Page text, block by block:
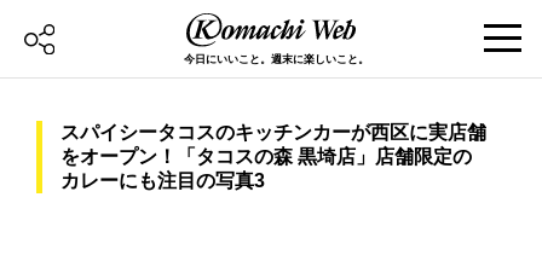
今日にいいこと。週末に楽しいこと。
スパイシータコスのキッチンカーが西区に実店舗
をオープン！「タコスの森 黒埼店」店舗限定の
カレーにも注目の写真3